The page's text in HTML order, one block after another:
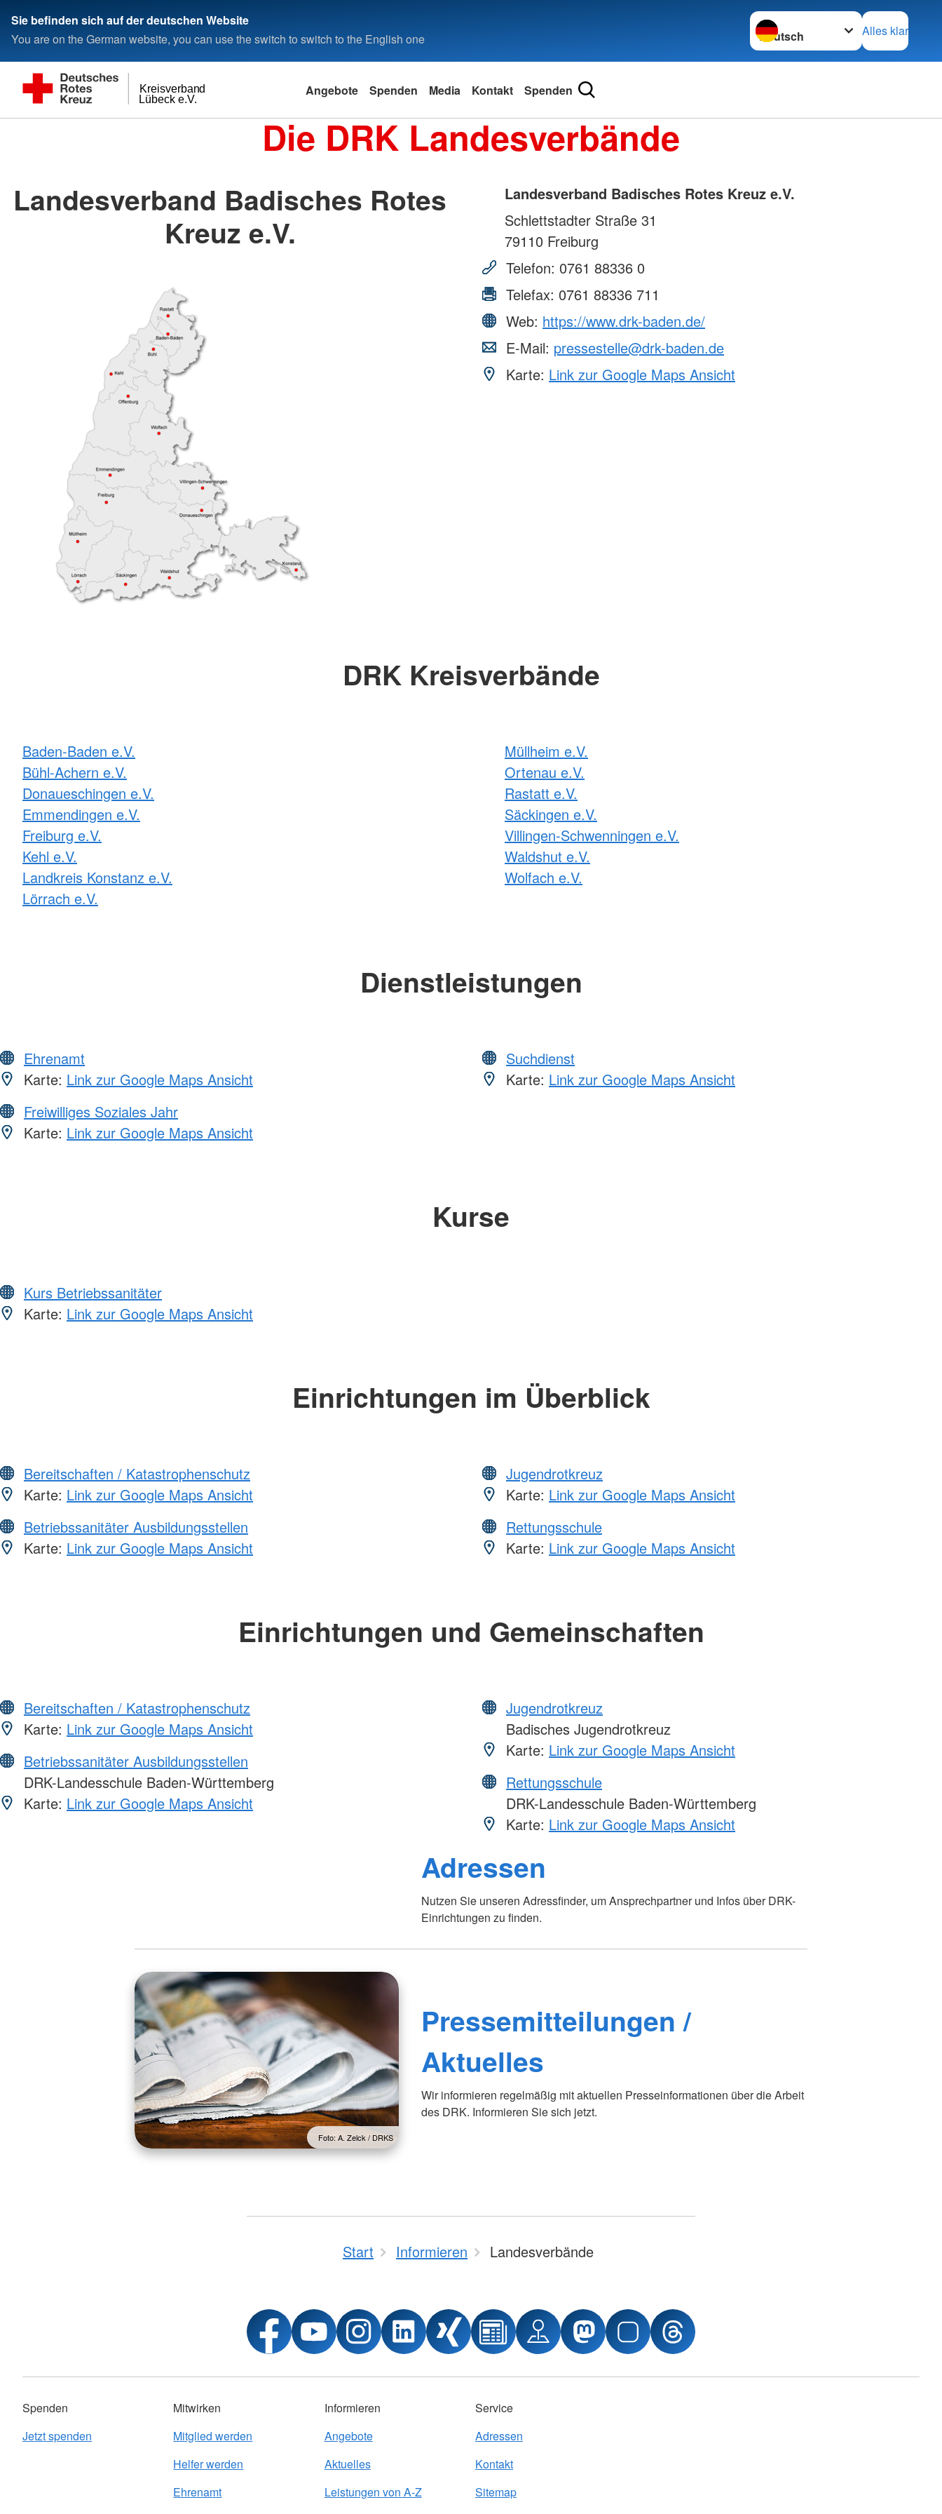
Sie befinden sich auf der deutschen Website
You are on the German website, you can use the switch to switch to the English one
Sprache wechseln zu
Alles klar
Lübeck e.V.
Kreisverband Angebote Spenden Media Kontakt Spenden
Die DRK Landesverbände
Landesverband Badisches Rotes
Kreuz e.V.
Landesverband Badisches Rotes Kreuz e.V.
Schlettstadter Straße 31
79110 Freiburg
Telefon: 0761 88336 0
Telefax: 0761 88336 711
Web: https://www.drk-baden.de/
E-Mail: pressestelle@drk-baden.de
Karte: Link zur Google Maps Ansicht
DRK Kreisverbände
Baden-Baden e.V.
Bühl-Achern e.V.
Donaueschingen e.V.
Emmendingen e.V.
Freiburg e.V.
Kehl e.V.
Landkreis Konstanz e.V.
Lörrach e.V.
Müllheim e.V.
Ortenau e.V.
Rastatt e.V.
Säckingen e.V.
Villingen-Schwenningen e.V.
Waldshut e.V.
Wolfach e.V.
Dienstleistungen
Ehrenamt
Karte: Link zur Google Maps Ansicht
Freiwilliges Soziales Jahr
Karte: Link zur Google Maps Ansicht
Suchdienst
Karte: Link zur Google Maps Ansicht
Kurse
Kurs Betriebssanitäter
Karte: Link zur Google Maps Ansicht
Einrichtungen im Überblick
Bereitschaften / Katastrophenschutz
Karte: Link zur Google Maps Ansicht
Betriebssanitäter Ausbildungsstellen
Karte: Link zur Google Maps Ansicht
Jugendrotkreuz
Karte: Link zur Google Maps Ansicht
Rettungsschule
Karte: Link zur Google Maps Ansicht
Einrichtungen und Gemeinschaften
Bereitschaften / Katastrophenschutz
Karte: Link zur Google Maps Ansicht
Betriebssanitäter Ausbildungsstellen
DRK-Landesschule Baden-Württemberg
Karte: Link zur Google Maps Ansicht
Jugendrotkreuz
Badisches Jugendrotkreuz
Karte: Link zur Google Maps Ansicht
Rettungsschule
DRK-Landesschule Baden-Württemberg
Karte: Link zur Google Maps Ansicht
Adressen
Nutzen Sie unseren Adressfinder, um Ansprechpartner und Infos über DRK-
Einrichtungen zu finden.
Foto: A. Zelck / DRKS
Pressemitteilungen /
Aktuelles
Wir informieren regelmäßig mit aktuellen Presseinformationen über die Arbeit
des DRK. Informieren Sie sich jetzt.
Start Informieren Landesverbände
Spenden
Jetzt spenden
Mitwirken
Mitglied werden
Helfer werden
Ehrenamt
Informieren
Angebote
Aktuelles
Leistungen von A-Z
Service
Adressen
Kontakt
Sitemap